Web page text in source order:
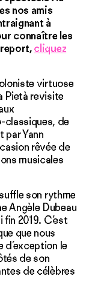
nos amis
à
connaître les
cliquez
virtuose
Pietà revisite
classiques, de
par Yann
rêvée de
musicales
son rythme
Angèle Dubeau
2019. C’est
que nous
le
de son
de célèbres